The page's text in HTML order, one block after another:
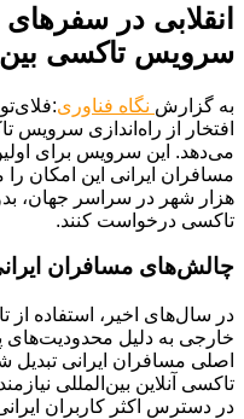
انقلابی در
سرویس تاکسی
به گزارش نگاه فناوری
افتخار از راه‌اندازی سرویس
می‌دهد. این سرویس برای
هزار شهر در سراسر جهان،
تاکسی درخواست کنند.
چالش‌های مسافران
در سال‌های اخیر، استفاده از
خارجی به دلیل
اصلی مسافران ایرانی تبدیل
تاکسی آنلاین بین‌المللی
در دسترس اکثر کاربران